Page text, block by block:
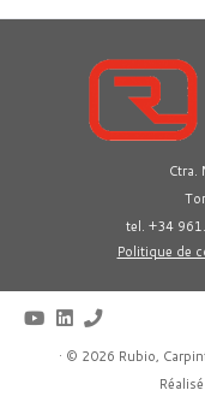
Ctra.
tel. +34
Politique de
· © 2026 Rubio,